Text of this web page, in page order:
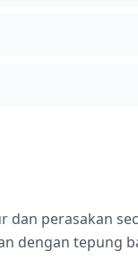
perasakan
dengan tepung